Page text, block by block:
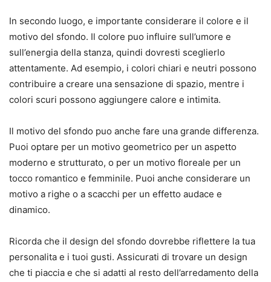
In secondo luogo, e importante considerare il colore e il
motivo del sfondo. Il colore puo influire sull’umore e
sull’energia della stanza, quindi dovresti sceglierlo
attentamente. Ad esempio, i colori chiari e neutri possono
contribuire a creare una sensazione di spazio, mentre i
colori scuri possono aggiungere calore e intimita.
Il motivo del sfondo puo anche fare una grande differenza.
Puoi optare per un motivo geometrico per un aspetto
moderno e strutturato, o per un motivo floreale per un
tocco romantico e femminile. Puoi anche considerare un
motivo a righe o a scacchi per un effetto audace e
dinamico.
Ricorda che il design del sfondo dovrebbe riflettere la tua
personalita e i tuoi gusti. Assicurati di trovare un design
che ti piaccia e che si adatti al resto dell’arredamento della